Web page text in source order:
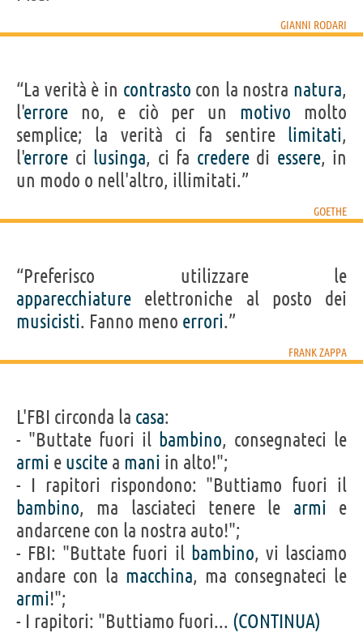
GIANNI RODARI
“La verità è in contrasto con la nostra natura,
l'errore no, e ciò per un motivo molto
semplice; la verità ci fa sentire limitati,
l'errore ci lusinga, ci fa crederedi essere, in
un modo o nell'altro, illimitati.”
GOETHE
“Preferisco utilizzare le
apparecchiature elettroniche al posto dei
musicisti. Fanno meno errori.”
FRANK ZAPPA
L'FBI circonda la casa:
- "Buttate fuori il bambino, consegnateci le
armi e uscite a mani in alto!";
- I rapitori rispondono: "Buttiamo fuori il
bambino, ma lasciateci tenere le armi e
andarcene con la nostra auto!";
- FBI: "Buttate fuori il bambino, vi lasciamo
andare con la macchina, ma consegnateci le
armi!";
- I rapitori: "Buttiamo fuori... (CONTINUA)